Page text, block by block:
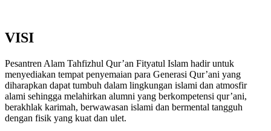
VISI
Pesantren Alam Tahfizhul Qur’an Fityatul Islam hadir untuk
menyediakan tempat penyemaian para Generasi Qur’ani yang
diharapkan dapat tumbuh dalam lingkungan islami dan atmosfir
alami sehingga melahirkan alumni yang berkompetensi qur’ani,
berakhlak karimah, berwawasan islami dan bermental tangguh
dengan fisik yang kuat dan ulet.